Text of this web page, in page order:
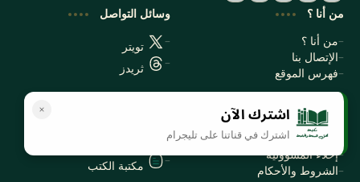
اشترك الآن
اشترك في قناتنا على تليجرام
من أنا ؟
من أنا ؟
الإتصال بنا
فهرس الموقع
وسائل التواصل
تويتر
ثريدز
سياسة الخصوصية
سياسة الخصوصية
إخلاء المسؤولية
الشروط والأحكام
مكتبة الكتب